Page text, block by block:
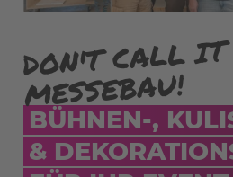
DON'T CALL IT
MESSEBAU!
BÜHNEN-,
&